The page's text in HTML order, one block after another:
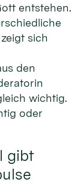
entstehen.
sich
den
wichtig.
oder
gibt